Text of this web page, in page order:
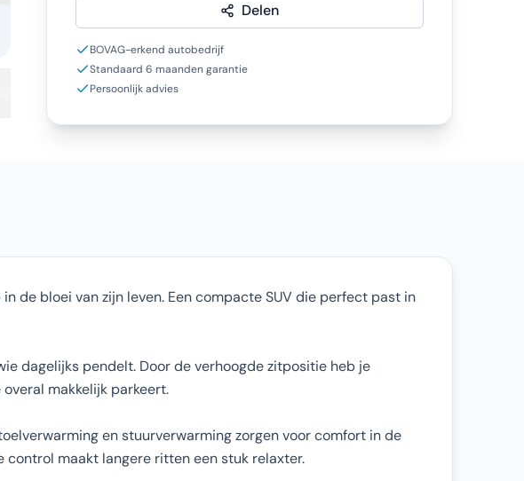
Delen
BOVAG-erkend autobedrijf
Standaard 6 maanden garantie
Persoonlijk advies
de bloei van zijn leven. Een compacte SUV die perfect past in
dagelijks pendelt. Door de verhoogde zitpositie heb je
makkelijk parkeert.
en stuurverwarming zorgen voor comfort in de
maakt langere ritten een stuk relaxter.